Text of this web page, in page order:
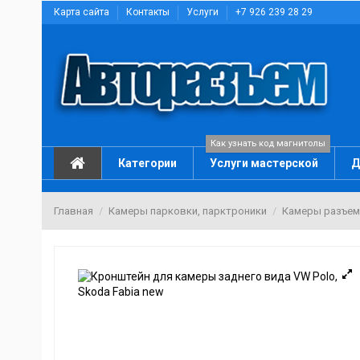
Карта сайта Контакты Услуги +7 926 239 28 29
Категории Услуги мастерской
Как узнать код магнитолы
Главная Камеры парковки, парктроники Камеры